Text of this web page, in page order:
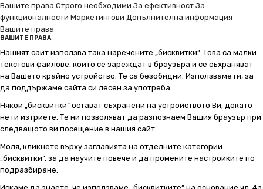
Вашите права Строго необходими За ефективност За
функционалности Маркетингови Допълнителна информация
Вашите права
ВАШИТЕ ПРАВА
Нашият сайт използва така наречените „бисквитки“. Това са малки
текстови файлове, които се зареждат в браузъра и се съхраняват
на Вашето крайно устройство. Те са безобидни. Използваме ги, за
да поддържаме сайта си лесен за употреба.
Някои „бисквитки“ остават съхранени на устройството Ви, докато
не ги изтриете. Те ни позволяват да разпознаем Вашия браузър при
следващото ви посещение в нашия сайт.
Моля, кликнете върху заглавията на отделните категории
„бисквитки“, за да научите повече и да промените настройките по
подразбиране.
Искаме да знаете, че използваме „бисквитките“ на основание чл. 4а